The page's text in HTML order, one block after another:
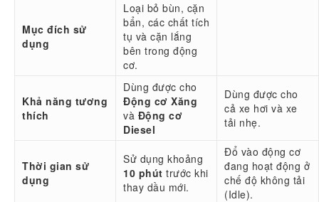
Mục đích sử
dụng
Loại bỏ bùn, cặn
bẩn, các chất tích
tụ và cặn lắng
bên trong động
cơ.
Khả năng tương
thích
Dùng được cho
Động cơ Xăng
và Động cơ
Diesel
Dùng được cho
cả xe hơi và xe
tải nhẹ.
Thời gian sử
dụng
Sử dụng khoảng
10 phút trước khi
thay dầu mới.
Đổ vào động cơ
đang hoạt động ở
chế độ không tải
(Idle).